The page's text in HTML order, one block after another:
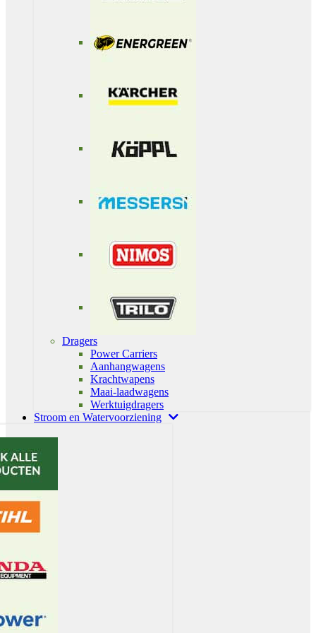
Dragers
Power Carriers
Aanhangwagens
Krachtwapens
Maai-laadwagens
Werktuigdragers
Stroom en Watervoorziening